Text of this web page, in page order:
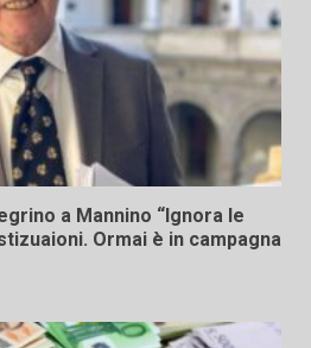
a Mannino “Ignora le
Ormai è in campagna